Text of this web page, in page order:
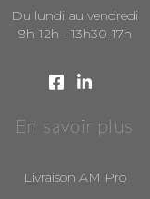
Du lundi au vendredi
9h-12h - 13h30-17h
En savoir plus
Livraison AM Pro